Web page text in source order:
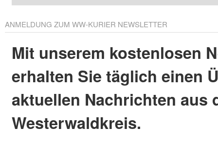
ANMELDUNG ZUM WW-KURIER NEWSLETTER
Mit unserem kostenlosen
erhalten Sie täglich einen
aktuellen Nachrichten aus
Westerwaldkreis.